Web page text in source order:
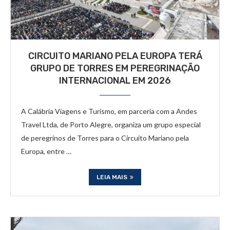
CIRCUITO MARIANO PELA EUROPA TERÁ
GRUPO DE TORRES EM PEREGRINAÇÃO
INTERNACIONAL EM 2026
A Calábria Viagens e Turismo, em parceria com a Andes
Travel Ltda, de Porto Alegre, organiza um grupo especial
de peregrinos de Torres para o Circuito Mariano pela
Europa, entre …
LEIA MAIS